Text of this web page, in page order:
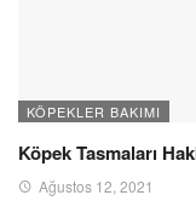
KÖPEKLER BAKIMI
Köpek Tasmaları
Ağustos 12, 2021